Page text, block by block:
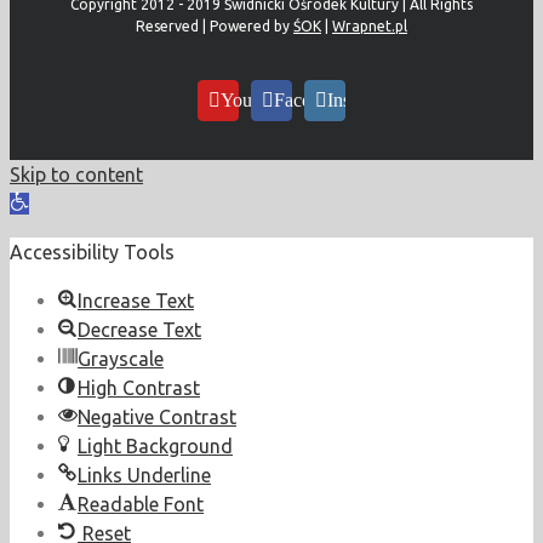
Copyright 2012 - 2019 Świdnicki Ośrodek Kultury | All Rights
Reserved | Powered by ŚOK Wrapnet.pl
YouTubeFacebookInstagram
Skip to content
Open
Accessibility Tools
Increase Text
Decrease Text
Grayscale
High Contrast
Negative Contrast
Light Background
Links Underline
Readable Font
Reset